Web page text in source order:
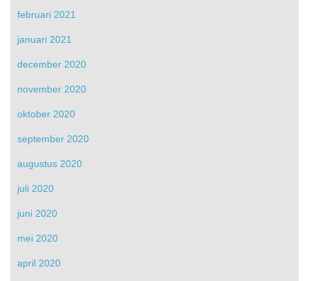
februari 2021
januari 2021
december 2020
november 2020
oktober 2020
september 2020
augustus 2020
juli 2020
juni 2020
mei 2020
april 2020